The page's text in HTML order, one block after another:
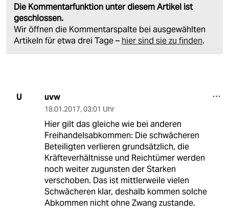
Die Kommentarfunktion unter diesem Artikel ist
geschlossen.
Wir öffnen die Kommentarspalte bei ausgewählten
Artikeln für etwa drei Tage – hier sind sie zu finden.
U uvw
18.01.2017, 03:01 Uhr
Hier gilt das gleiche wie bei anderen
Freihandelsabkommen: Die schwächeren
Beteiligten verlieren grundsätzlich, die
Kräfteverhältnisse und Reichtümer werden
noch weiter zugunsten der Starken
verschoben. Das ist mittlerweile vielen
Schwächeren klar, deshalb kommen solche
Abkommen nicht ohne Zwang zustande.